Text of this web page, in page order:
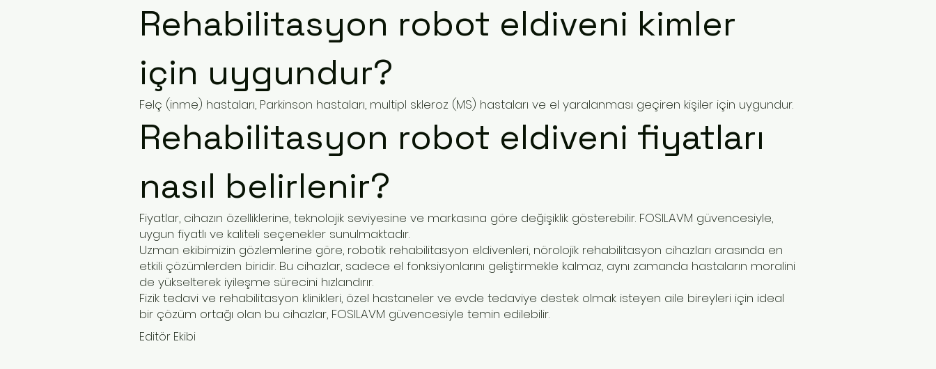
Rehabilitasyon robot eldiveni kimler
için uygundur?
Felç (inme) hastaları, Parkinson hastaları, multipl skleroz (MS) hastaları ve el yaralanması geçiren kişiler için uygundur.
Rehabilitasyon robot eldiveni fiyatları
nasıl belirlenir?
Fiyatlar, cihazın özelliklerine, teknolojik seviyesine ve markasına göre değişiklik gösterebilir. FOSILAVM güvencesiyle,
uygun fiyatlı ve kaliteli seçenekler sunulmaktadır.
Uzman ekibimizin gözlemlerine göre, robotik rehabilitasyon eldivenleri, nörolojik rehabilitasyon cihazları arasında en
etkili çözümlerden biridir. Bu cihazlar, sadece el fonksiyonlarını geliştirmekle kalmaz, aynı zamanda hastaların moralini
de yükselterek iyileşme sürecini hızlandırır.
Fizik tedavi ve rehabilitasyon klinikleri, özel hastaneler ve evde tedaviye destek olmak isteyen aile bireyleri için ideal
bir çözüm ortağı olan bu cihazlar, FOSILAVM güvencesiyle temin edilebilir.
Editör Ekibi